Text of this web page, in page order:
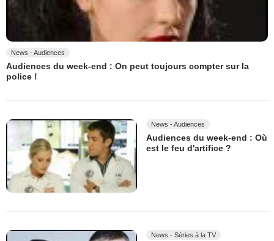
News - Audiences
Audiences du week-end : On peut toujours compter sur la
police !
News - Audiences
Audiences du week-end : Où
est le feu d'artifice ?
News - Séries à la TV